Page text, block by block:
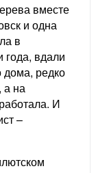
вместе
и одна
в
вдали
дома, редко
а на
И
–